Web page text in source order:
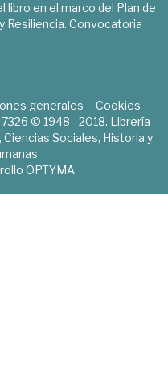
en el marco del Plan de
Resiliencia. Convocatoria
generales
Cookies
© 1948 - 2018. Librería
Sociales, Historia y
OPTYMA